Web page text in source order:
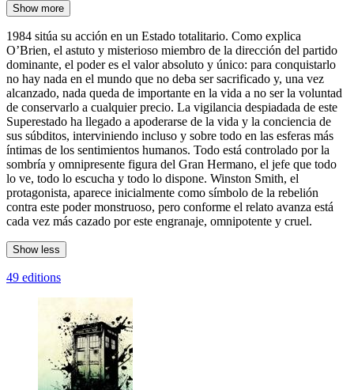
Show more
1984 sitúa su acción en un Estado totalitario. Como explica
O’Brien, el astuto y misterioso miembro de la dirección del partido
dominante, el poder es el valor absoluto y único: para conquistarlo
no hay nada en el mundo que no deba ser sacrificado y, una vez
alcanzado, nada queda de importante en la vida a no ser la voluntad
de conservarlo a cualquier precio. La vigilancia despiadada de este
Superestado ha llegado a apoderarse de la vida y la conciencia de
sus súbditos, interviniendo incluso y sobre todo en las esferas más
íntimas de los sentimientos humanos. Todo está controlado por la
sombría y omnipresente figura del Gran Hermano, el jefe que todo
lo ve, todo lo escucha y todo lo dispone. Winston Smith, el
protagonista, aparece inicialmente como símbolo de la rebelión
contra este poder monstruoso, pero conforme el relato avanza está
cada vez más cazado por este engranaje, omnipotente y cruel.
Show less
49 editions